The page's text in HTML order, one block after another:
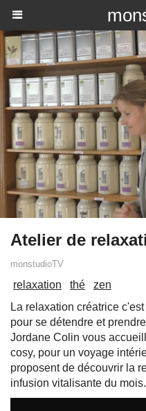
Atelier de
monstudioTV
relaxation thé
zen
La relaxation créatrice
pour se détendre et
Jordane Colin vous
cosy, pour un voyage
proposent de découvrir la
infusion vitalisante du mois.